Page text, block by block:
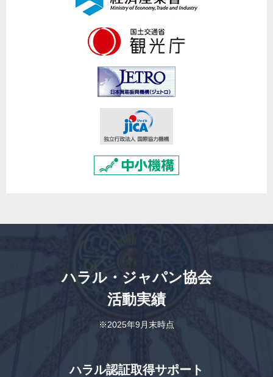
ハラル・ジャパン協会
活動実績
※2025年9月末時点
ハラル認証取得サポート